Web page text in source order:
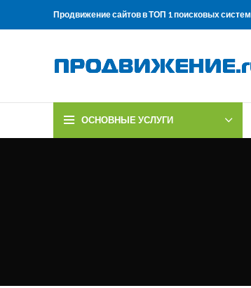
Продвижение сайтов в ТОП 1 поисковых систем
ОСНОВНЫЕ УСЛУГИ